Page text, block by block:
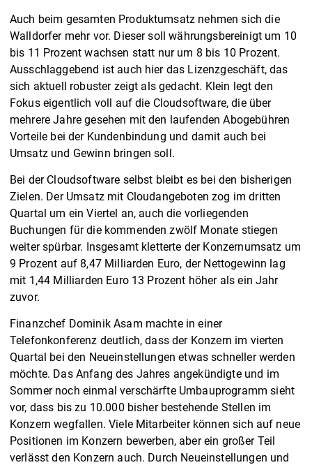
Auch beim gesamten Produktumsatz nehmen sich die
Walldorfer mehr vor. Dieser soll währungsbereinigt um 10
bis 11 Prozent wachsen statt nur um 8 bis 10 Prozent.
Ausschlaggebend ist auch hier das Lizenzgeschäft, das
sich aktuell robuster zeigt als gedacht. Klein legt den
Fokus eigentlich voll auf die Cloudsoftware, die über
mehrere Jahre gesehen mit den laufenden Abogebühren
Vorteile bei der Kundenbindung und damit auch bei
Umsatz und Gewinn bringen soll.
Bei der Cloudsoftware selbst bleibt es bei den bisherigen
Zielen. Der Umsatz mit Cloudangeboten zog im dritten
Quartal um ein Viertel an, auch die vorliegenden
Buchungen für die kommenden zwölf Monate stiegen
weiter spürbar. Insgesamt kletterte der Konzernumsatz um
9 Prozent auf 8,47 Milliarden Euro, der Nettogewinn lag
mit 1,44 Milliarden Euro 13 Prozent höher als ein Jahr
zuvor.
Finanzchef Dominik Asam machte in einer
Telefonkonferenz deutlich, dass der Konzern im vierten
Quartal bei den Neueinstellungen etwas schneller werden
möchte. Das Anfang des Jahres angekündigte und im
Sommer noch einmal verschärfte Umbauprogramm sieht
vor, dass bis zu 10.000 bisher bestehende Stellen im
Konzern wegfallen. Viele Mitarbeiter können sich auf neue
Positionen im Konzern bewerben, aber ein großer Teil
verlässt den Konzern auch. Durch Neueinstellungen und